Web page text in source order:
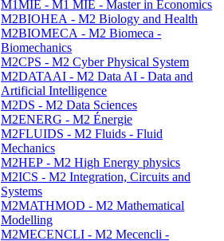
M1MIE - M1 MIE - Master in Economics
M2BIOHEA - M2 Biology and Health
M2BIOMECA - M2 Biomeca -
Biomechanics
M2CPS - M2 Cyber Physical System
M2DATAAI - M2 Data AI - Data and
Artificial Intelligence
M2DS - M2 Data Sciences
M2ENERG - M2 Énergie
M2FLUIDS - M2 Fluids - Fluid
Mechanics
M2HEP - M2 High Energy physics
M2ICS - M2 Integration, Circuits and
Systems
M2MATHMOD - M2 Mathematical
Modelling
M2MECENCLI - M2 Mecencli -